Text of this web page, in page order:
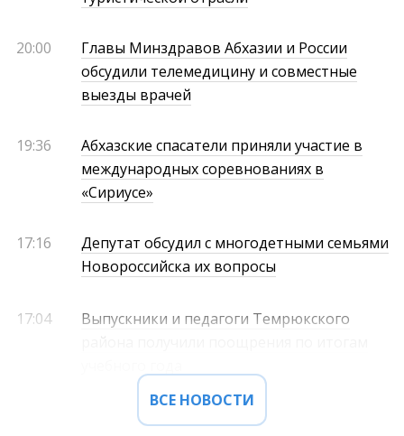
20:00
Главы Минздравов Абхазии и России
обсудили телемедицину и совместные
выезды врачей
19:36
Абхазские спасатели приняли участие в
международных соревнованиях в
«Сириусе»
17:16
Депутат обсудил с многодетными семьями
Новороссийска их вопросы
17:04
Выпускники и педагоги Темрюкского
ВСЕ НОВОСТИ